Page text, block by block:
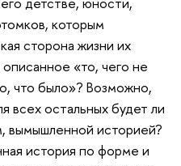
которым
сторона жизни их
«то, чего не
что было»? Возможно,
всех остальных будет ли
вымышленной историей?
история по форме и